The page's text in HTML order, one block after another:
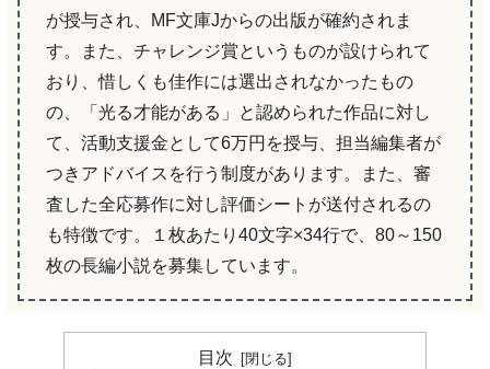
が授与され、MF文庫Jからの出版が確約されま
す。また、チャレンジ賞というものが設けられて
おり、惜しくも佳作には選出されなかったもの
の、「光る才能がある」と認められた作品に対し
て、活動支援金として6万円を授与、担当編集者が
つきアドバイスを行う制度があります。また、審
査した全応募作に対し評価シートが送付されるの
も特徴です。１枚あたり40文字×34行で、80～150
枚の長編小説を募集しています。
目次